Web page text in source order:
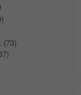
(73)